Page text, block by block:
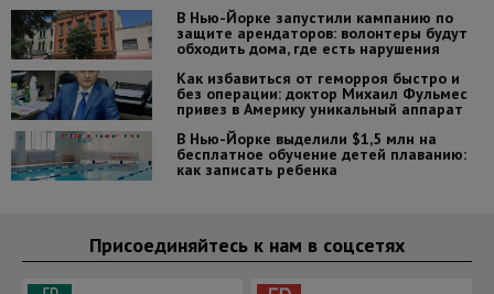
В Нью-Йорке запустили кампанию по
защите арендаторов: волонтеры будут
обходить дома, где есть нарушения
Как избавиться от геморроя быстро и
без операции: доктор Михаил Фульмес
привез в Америку уникальный аппарат
В Нью-Йорке выделили $1,5 млн на
бесплатное обучение детей плаванию:
как записать ребенка
Присоединяйтесь к нам в соцсетях